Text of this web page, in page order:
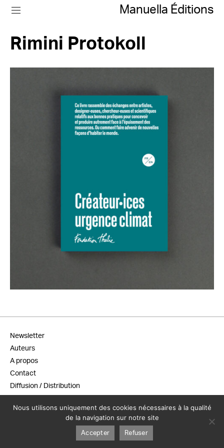
Manuella Éditions
Rimini Protokoll
Newsletter
Auteurs
A propos
Contact
Diffusion / Distribution
Mentions légales
Nous utilisons uniquement des cookies nécessaires à la qualité
de la navigation sur notre site
Accepter Refuser